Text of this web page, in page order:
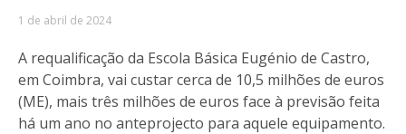
1 de abril de 2024
A requalificação da Escola Básica Eugénio de Castro,
em Coimbra, vai custar cerca de 10,5 milhões de euros
(ME), mais três milhões de euros face à previsão feita
há um ano no anteprojecto para aquele equipamento.